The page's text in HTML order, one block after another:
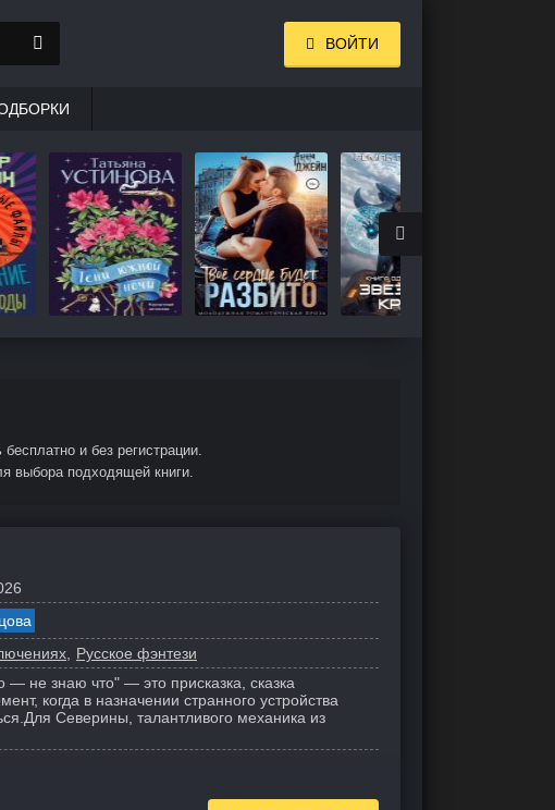
и без регистрации.
выбора подходящей книги.
Русское фэнтези
— не знаю что" — это присказка, сказка
когда в назначении странного устройства
Для Северины, талантливого механика из
ВОЙТИ